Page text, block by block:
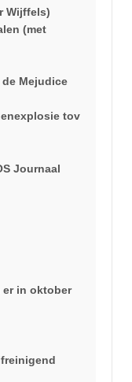
Wijffels)
(met
Mejudice
tov
Journaal
er in oktober